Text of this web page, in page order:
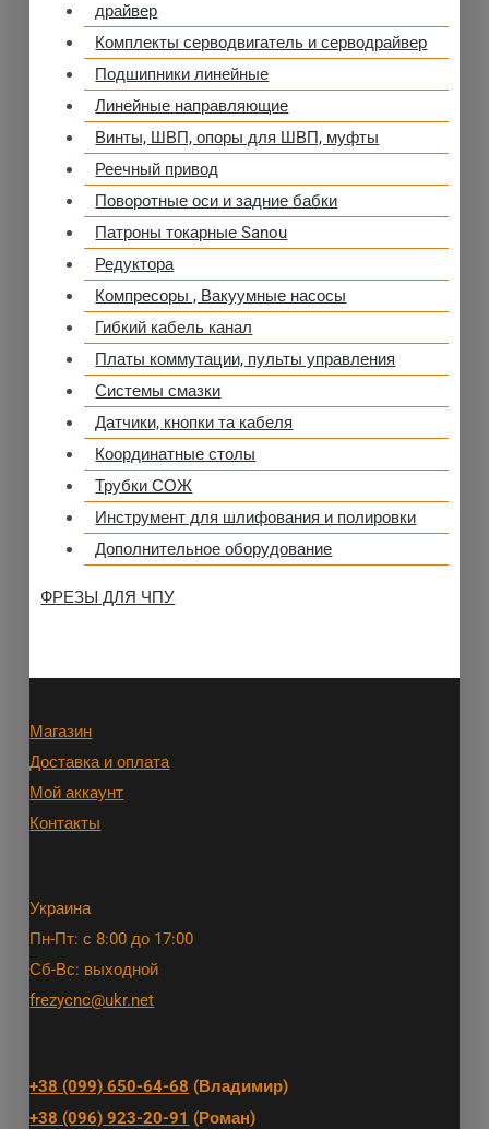
драйвер
Комплекты серводвигатель и серводрайвер
Подшипники линейные
Линейные направляющие
Винты, ШВП, опоры для ШВП, муфты
Реечный привод
Поворотные оси и задние бабки
Патроны токарные Sanou
Редуктора
Компресоры , Вакуумные насосы
Гибкий кабель канал
Платы коммутации, пульты управления
Системы смазки
Датчики, кнопки та кабеля
Координатные столы
Трубки СОЖ
Инструмент для шлифования и полировки
Дополнительное оборудование
ФРЕЗЫ ДЛЯ ЧПУ
Магазин
Доставка и оплата
Мой аккаунт
Контакты
Украина
Пн-Пт: с 8:00 до 17:00
Сб-Вс: выходной
frezycnc@ukr.net
+38 (099) 650-64-68 (Владимир)
+38 (096) 923-20-91 (Роман)